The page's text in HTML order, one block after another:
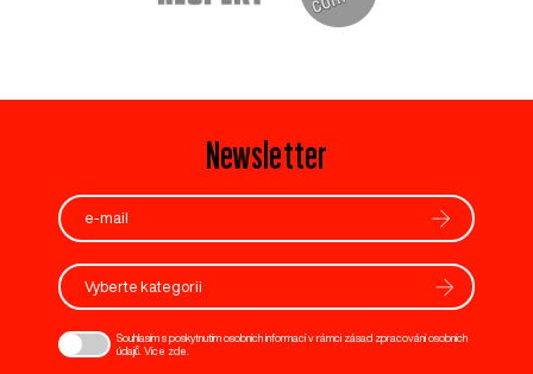
Newsletter
Vyberte kategorii
Souhlasím s poskytnutím osobních informací v rámci zásad zpracování osobních
údajů. Více zde